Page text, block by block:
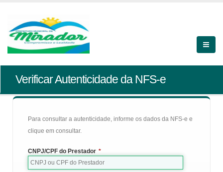
Verificar Autenticidade da NFS-e
Para consultar a autenticidade, informe os dados da NFS-e e
clique em consultar.
CNPJ/CPF do Prestador *